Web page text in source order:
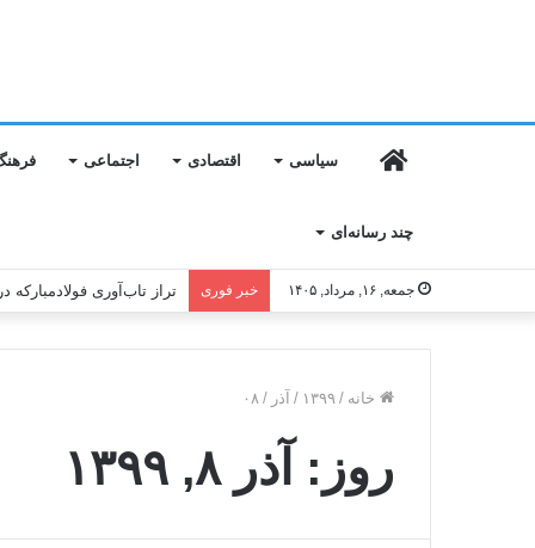
سیاسی اقتصادی اجتماعی
چند رسانه‌ای
جمعه, ۱۶, مرداد, ۱۴۰۵ خبر فوری تراز تاب‌آوری فولادمبارکه
خانه / ۱۳۹۹ / آذر / ۰۸
روز: آذر ۸, ۱۳۹۹